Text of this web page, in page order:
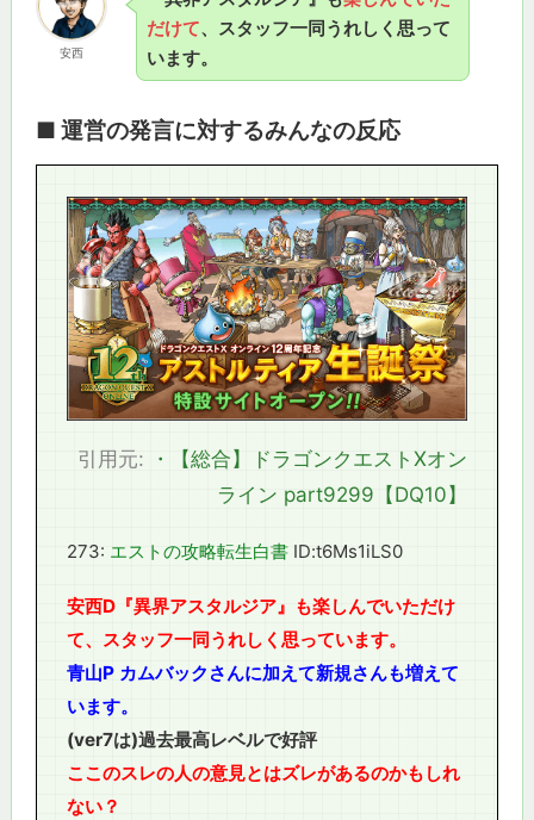
安西
だけて、スタッフ一同うれしく思って
います。
■ 運営の発言に対するみんなの反応
引用元:
・【総合】ドラゴンクエストXオン
ライン part9299【DQ10】
273: エストの攻略転生白書 ID:t6Ms1iLS0
安西D『異界アスタルジア』も楽しんでいただけ
て、スタッフ一同うれしく思っています。
青山P カムバックさんに加えて新規さんも増えて
います。
(ver7は)過去最高レベルで好評
ここのスレの人の意見とはズレがあるのかもしれ
ない？